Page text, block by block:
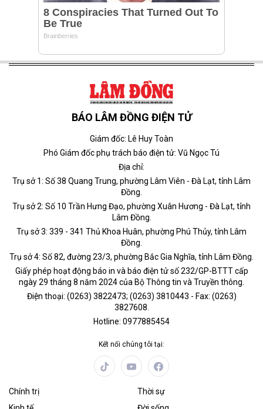
BÁO LÂM ĐỒNG ĐIỆN TỬ
Giám đốc: Lê Huy Toàn
Phó Giám đốc phụ trách báo điện tử: Vũ Ngọc Tú
Địa chỉ:
Trụ sở 1: Số 38 Quang Trung, phường Lâm Viên - Đà Lạt, tỉnh Lâm
Đồng.
Trụ sở 2: Số 10 Trần Hưng Đạo, phường Xuân Hương - Đà Lạt, tỉnh
Lâm Đồng.
Trụ sở 3: 339 - 341 Thủ Khoa Huân, phường Phú Thủy, tỉnh Lâm
Đồng.
Trụ sở 4: Số 82, đường 23/3, phường Bắc Gia Nghĩa, tỉnh Lâm Đồng.
Giấy phép hoạt động báo in và báo điện tử số 232/GP-BTTT cấp
ngày 29 tháng 8 năm 2024 của Bộ Thông tin và Truyền thông.
Điện thoại: (0263) 3822473; (0263) 3810443 - Fax: (0263)
3827608.
Hotline: 0977885454
Kết nối chúng tôi tại:
Chính trị
Thời sự